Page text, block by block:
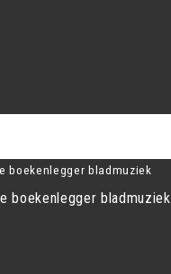
boekenlegger bladmuziek